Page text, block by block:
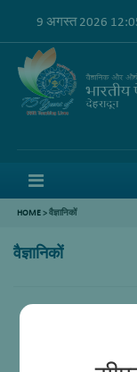
9 अगस्त 2026
HOME>वैज्ञानिकों
वैज्ञानिकों